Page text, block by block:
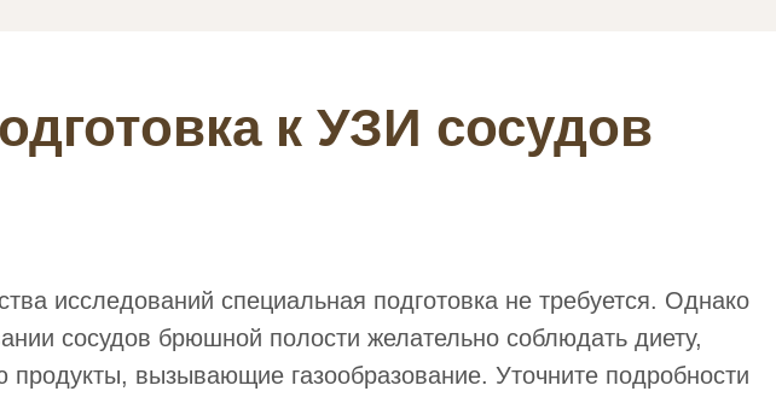
к УЗИ сосудов
исследований специальная подготовка не требуется. Однако
сосудов брюшной полости желательно соблюдать диету,
вызывающие газообразование. Уточните подробности